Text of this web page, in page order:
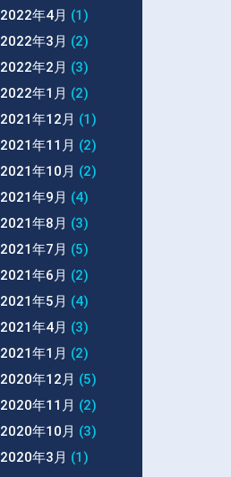
2022年4月 (1)
2022年3月 (2)
2022年2月 (3)
2022年1月 (2)
2021年12月 (1)
2021年11月 (2)
2021年10月 (2)
2021年9月 (4)
2021年8月 (3)
2021年7月 (5)
2021年6月 (2)
2021年5月 (4)
2021年4月 (3)
2021年1月 (2)
2020年12月 (5)
2020年11月 (2)
2020年10月 (3)
2020年3月 (1)